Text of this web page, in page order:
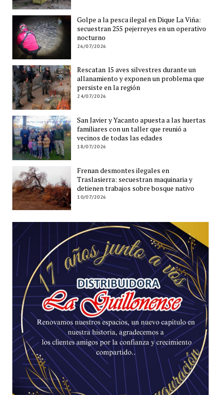
Golpe a la pesca ilegal en Dique La Viña:
secuestran 255 pejerreyes en un operativo
nocturno
26/07/2026
Rescatan 15 aves silvestres durante un
allanamiento y exponen un problema que
persiste en la región
24/07/2026
San Javier y Yacanto apuesta a las huertas
familiares con un taller que reunió a
vecinos de todas las edades
18/07/2026
Frenan desmontes ilegales en
Traslasierra: secuestran maquinaria y
detienen trabajos sobre bosque nativo
10/07/2026